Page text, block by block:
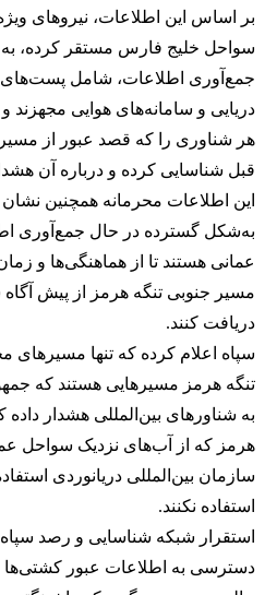
بر اساس این اطلاعات، نیروهای
سواحل خلیج فارس مستقر کرده، به
جمع‌آوری اطلاعات، شامل پست‌های
دریایی و سامانه‌های هوایی مجهزند و
هر شناوری را که قصد عبور از مسیر
قبل شناسایی کرده و درباره آن
این اطلاعات محرمانه همچنین
به‌شکل گسترده در حال جمع‌آوری
عمانی هستند تا از هماهنگی‌ها و
مسیر جنوبی تنگه هرمز از پیش آگاه
دریافت کنند.
سپاه اعلام کرده که تنها مسیرهای
تنگه هرمز مسیرهایی هستند که
به شناورهای بین‌المللی هشدار داده
هرمز که از آب‌های نزدیک سواحل
سازمان بین‌المللی دریانوردی
استفاده نکنند.
استقرار شبکه شناسایی و رصد سپاه
دسترسی به اطلاعات عبور کشتی‌ها